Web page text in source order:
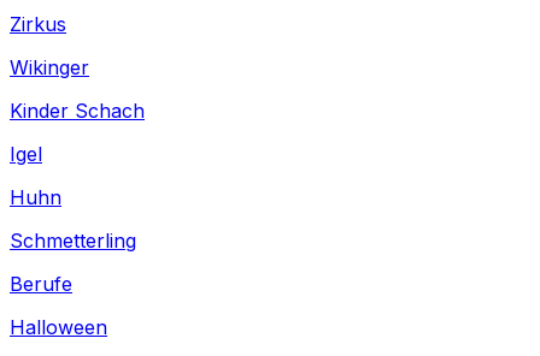
Zirkus
Wikinger
Kinder Schach
Igel
Huhn
Schmetterling
Berufe
Halloween